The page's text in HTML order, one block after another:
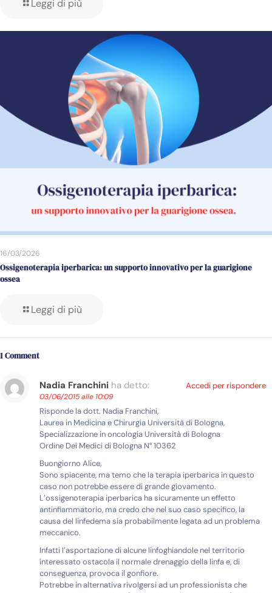
Leggi di più
16/03/2026
Ossigenoterapia iperbarica: un supporto innovativo per la guarigione
ossea
Leggi di più
1 Comment
Nadia Franchini ha detto:
03/06/2015 alle 10:09
Risponde la dott. Nadia Franchini,
Laurea in Medicina e Chirurgia Università di Bologna,
Specializzazione in oncologia Università di Bologna
Ordine Dei Medici di Bologna N° 10362
Buongiorno Alice,
Sono spiacente, ma temo che la terapia iperbarica in questo
caso non potrebbe essere di grande giovamento.
L’ossigenoterapia iperbarica ha sicuramente un effetto
antinfiammatorio, ma credo che nel suo caso specifico, la
causa del linfedema sia probabilmente legata ad un problema
meccanico.
Infatti l’asportazione di alcune linfoghiandole nel territorio
interessato ostacola il normale drenaggio della linfa e, di
conseguenza, provoca il gonfiore.
Potrebbe in alternativa rivolgersi ad un professionista che
Accedi per rispondere